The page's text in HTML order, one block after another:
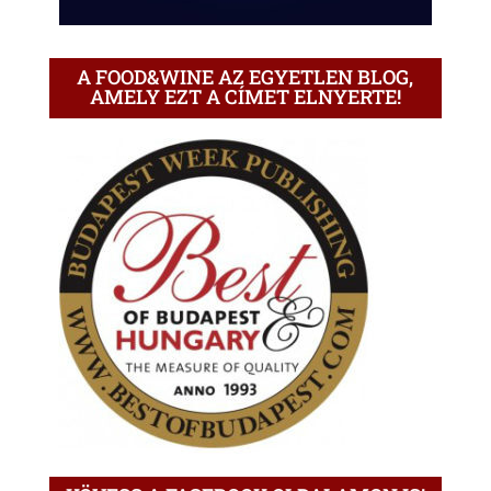
A FOOD&WINE AZ EGYETLEN BLOG,
AMELY EZT A CÍMET ELNYERTE!